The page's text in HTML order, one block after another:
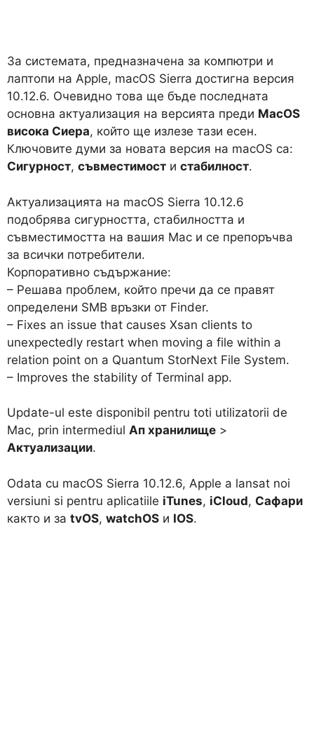
За системата, предназначена за компютри и
лаптопи на Apple, macOS Sierra достигна версия
10.12.6. Очевидно това ще бъде последната
основна актуализация на версията преди MacOS
висока Сиера, който ще излезе тази есен.
Ключовите думи за новата версия на macOS са:
Сигурност, съвместимост и стабилност.
Актуализацията на macOS Sierra 10.12.6
подобрява сигурността, стабилността и
съвместимостта на вашия Mac и се препоръчва
за всички потребители.
Корпоративно съдържание:
– Решава проблем, който пречи да се правят
определени SMB връзки от Finder.
– Fixes an issue that causes Xsan clients to
unexpectedly restart when moving a file within a
relation point on a Quantum StorNext File System.
– Improves the stability of Terminal app.
Update-ul este disponibil pentru toti utilizatorii de
Mac, prin intermediul Ап хранилище >
Актуализации.
Odata cu macOS Sierra 10.12.6, Apple a lansat noi
versiuni si pentru aplicatiile iTunes, iCloud, Сафари
както и за tvOS, watchOS и IOS.